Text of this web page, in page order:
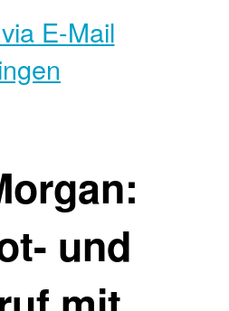
E-Mail
und